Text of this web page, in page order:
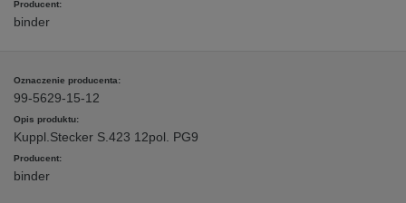
binder
99-5629-15-12
Kuppl.Stecker S.423 12pol. PG9
binder